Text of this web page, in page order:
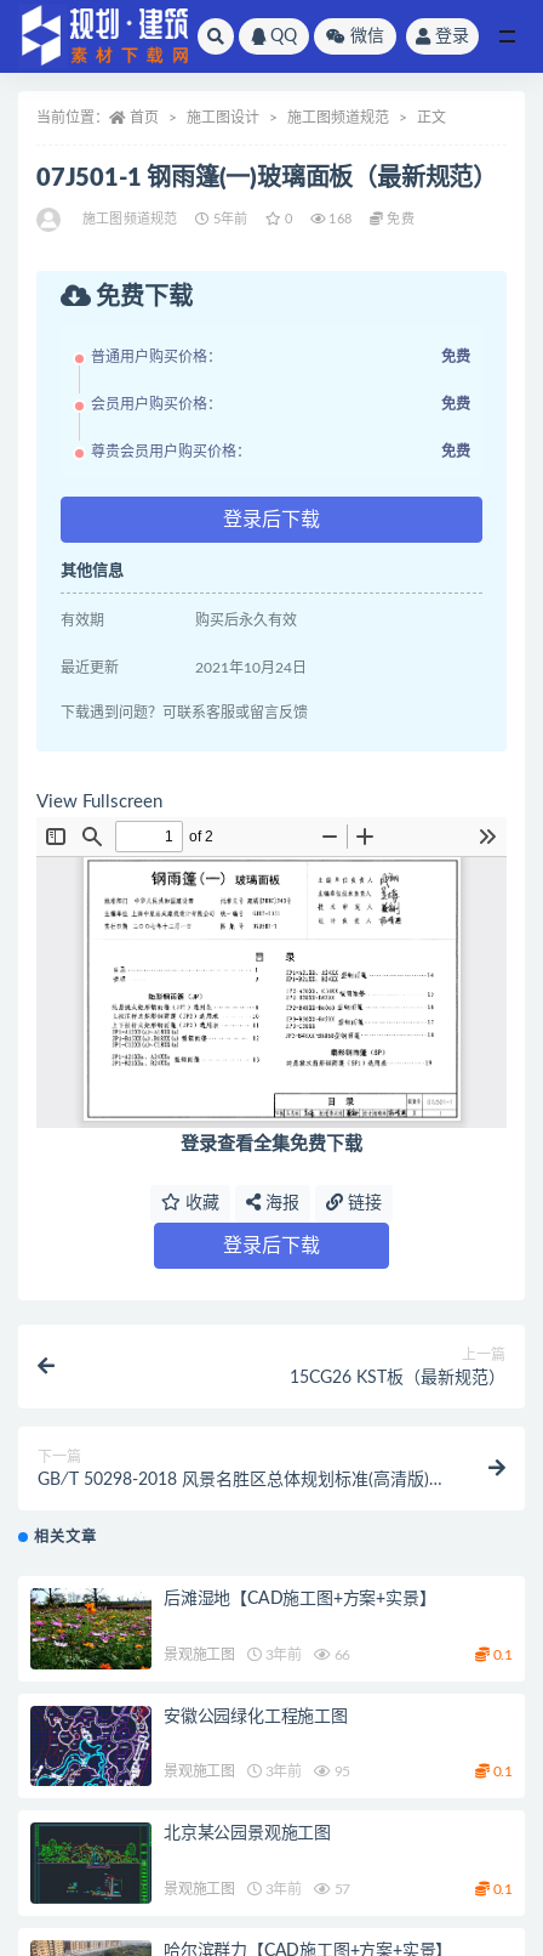
QQ 微信 登录
当前位置： 首页 施工图设计 施工图频道规范 正文
07J501-1 钢雨篷(一)玻璃面板（最新规范）
施工图频道规范 5年前 0 168 免费
免费下载
普通用户购买价格： 免费
会员用户购买价格： 免费
尊贵会员用户购买价格： 免费
登录后下载
其他信息
有效期 购买后永久有效
最近更新 2021年10月24日
下载遇到问题？可联系客服或留言反馈
View Fullscreen
登录查看全集免费下载
收藏 海报 链接
登录后下载
上一篇
15CG26 KST板（最新规范）
下一篇
GB∕T 50298-2018 风景名胜区总体规划标准(高清版)
相关文章
后滩湿地【CAD施工图+方案+实景】
景观施工图 3年前 66 0.1
安徽公园绿化工程施工图
景观施工图 3年前 95 0.1
北京某公园景观施工图
景观施工图 3年前 57 0.1
哈尔滨群力【CAD施工图+方案+实景】
全部